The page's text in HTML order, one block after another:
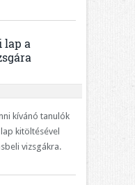
lap a
kívánó tanulók
kitöltésével
vizsgákra.